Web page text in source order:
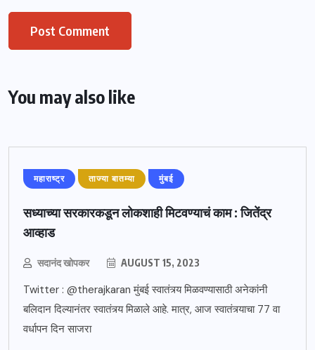
You may also like
महाराष्ट्र ताज्या बातम्या मुंबई
सध्याच्या सरकारकडून लोकशाही मिटवण्याचं काम : जितेंद्र
आव्हाड
सदानंद खोपकर AUGUST 15, 2023
Twitter : @therajkaran मुंबई स्वातंत्र्य मिळवण्यासाठी अनेकांनी
बलिदान दिल्यानंतर स्वातंत्र्य मिळाले आहे. मात्र, आज स्वातंत्र्याचा 77 वा
वर्धापन दिन साजरा